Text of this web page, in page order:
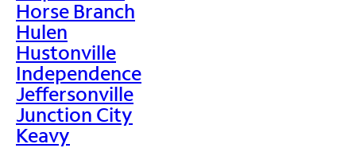
Horse Branch
Hulen
Hustonville
Independence
Jeffersonville
Junction City
Keavy